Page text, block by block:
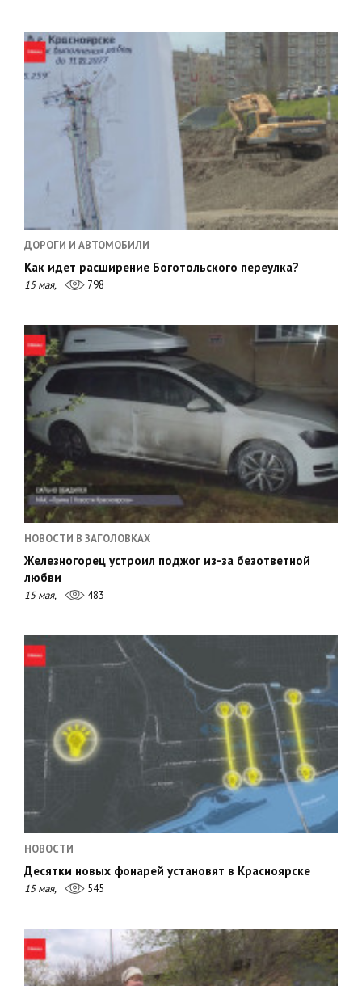
ДОРОГИ И АВТОМОБИЛИ
Как идет расширение Боготольского переулка?
15 мая, 798
НОВОСТИ В ЗАГОЛОВКАХ
Железногорец устроил поджог из-за безответной
любви
15 мая, 483
НОВОСТИ
Десятки новых фонарей установят в Красноярске
15 мая, 545